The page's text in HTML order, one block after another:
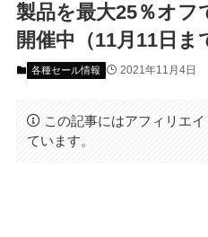
製品を最大25％オフ
開催中（11月11日ま
各種セール情報 2021年11月4日
この記事にはアフィリエ
ています。